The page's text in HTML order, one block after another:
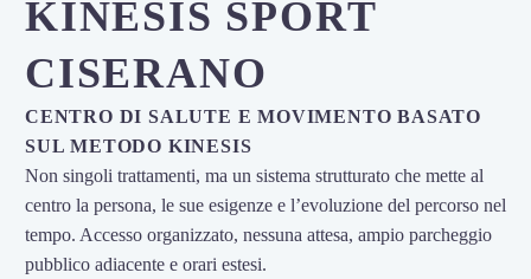
KINESIS SPORT
CISERANO
CENTRO DI SALUTE E MOVIMENTO BASATO
SUL METODO KINESIS
Non singoli trattamenti, ma un sistema strutturato che mette al
centro la persona, le sue esigenze e l’evoluzione del percorso nel
tempo. Accesso organizzato, nessuna attesa, ampio parcheggio
pubblico adiacente e orari estesi.